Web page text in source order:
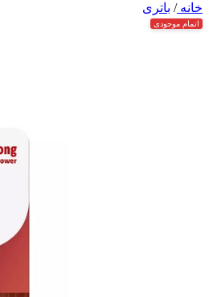
خانه/ باتری
اتمام موجودی